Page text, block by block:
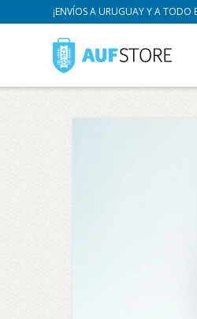
¡ENVÍOS A URUGUAY Y A TODO